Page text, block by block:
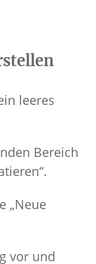
leeres
Bereich
„Neue
vor und